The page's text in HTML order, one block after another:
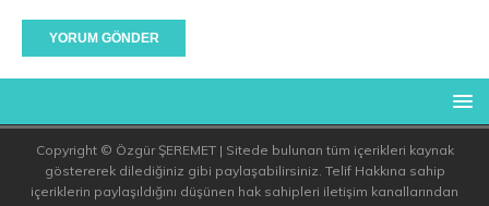
Copyright © Özgür ŞEREMET | Sitede bulunan tüm içerikleri kaynak
göstererek dilediğiniz gibi paylaşabilirsiniz. Telif Hakkına sahip
içeriklerin paylaşıldığını düşünen hak sahipleri iletişim kanallarından